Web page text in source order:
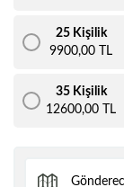
25 Kişilik
9900,00 TL
35 Kişilik
12600,00 TL